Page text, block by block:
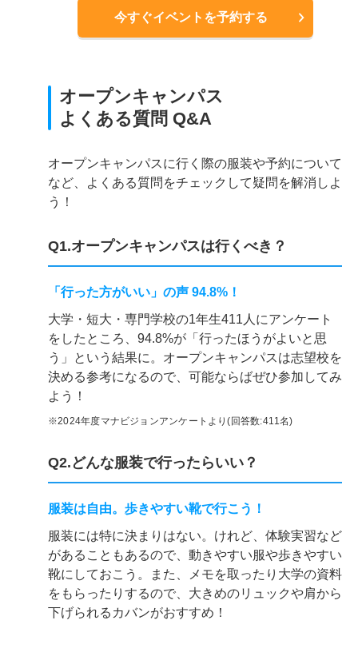
今すぐイベントを予約する
オープンキャンパス
よくある質問 Q&A
オープンキャンパスに行く際の服装や予約について
など、よくある質問をチェックして疑問を解消しよ
う！
Q1.オープンキャンパスは行くべき？
「行った方がいい」の声 94.8%！
大学・短大・専門学校の1年生411人にアンケート
をしたところ、94.8%が「行ったほうがよいと思
う」という結果に。オープンキャンパスは志望校を
決める参考になるので、可能ならばぜひ参加してみ
よう！
※2024年度マナビジョンアンケートより(回答数:411名)
Q2.どんな服装で行ったらいい？
服装は自由。歩きやすい靴で行こう！
服装には特に決まりはない。けれど、体験実習など
があることもあるので、動きやすい服や歩きやすい
靴にしておこう。また、メモを取ったり大学の資料
をもらったりするので、大きめのリュックや肩から
下げられるカバンがおすすめ！